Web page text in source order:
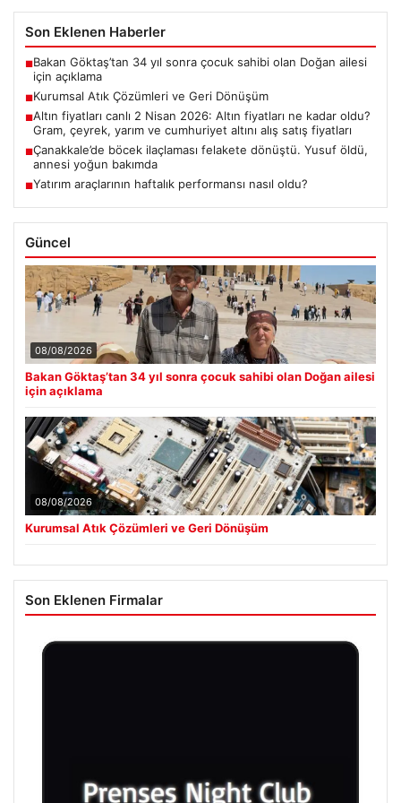
Son Eklenen Haberler
■Bakan Göktaş’tan 34 yıl sonra çocuk sahibi olan Doğan ailesi
için açıklama
■Kurumsal Atık Çözümleri ve Geri Dönüşüm
■Altın fiyatları canlı 2 Nisan 2026: Altın fiyatları ne kadar oldu?
Gram, çeyrek, yarım ve cumhuriyet altını alış satış fiyatları
■Çanakkale’de böcek ilaçlaması felakete dönüştü. Yusuf öldü,
annesi yoğun bakımda
■Yatırım araçlarının haftalık performansı nasıl oldu?
Güncel
08/08/2026
Bakan Göktaş’tan 34 yıl sonra çocuk sahibi olan Doğan ailesi
için açıklama
08/08/2026
Kurumsal Atık Çözümleri ve Geri Dönüşüm
Son Eklenen Firmalar